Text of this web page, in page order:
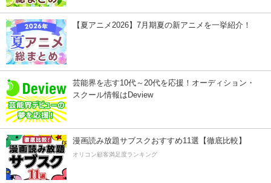
【夏アニメ2026】7月期夏の新アニメを一挙紹介！
芸能界を志す10代～20代を応援！オーディション・
スクール情報はDeview
漫画読み放題サブスクおすすめ11選【徹底比較】
オリコン顧客満足度ランキング